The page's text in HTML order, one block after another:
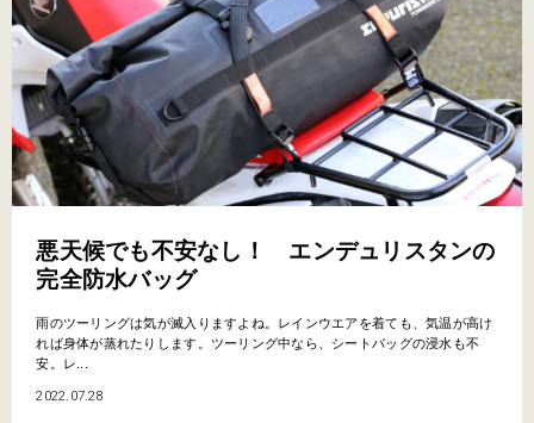
悪天候でも不安なし！ エンデュリスタンの
完全防水バッグ
雨のツーリングは気が滅入りますよね。レインウエアを着ても、気温が高け
れば身体が蒸れたりします。ツーリング中なら、シートバッグの浸水も不
安。レ...
2022.07.28